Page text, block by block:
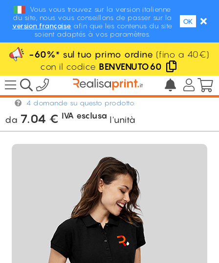
Vous vous trouvez sur la version italienne
du site, nous vous conseillons de passer sur la
version française afin que les contenus du site
soient adaptés à vos paramètres.
OK
-60%* sul tuo primo ordine (fino a 40€)
con il codice BENVENUTO60
/ Abbigliamento / Polo / Polo Passion
Donna
4 domande su questo prodotto.
da 7.04 € IVA esclusa l'unità